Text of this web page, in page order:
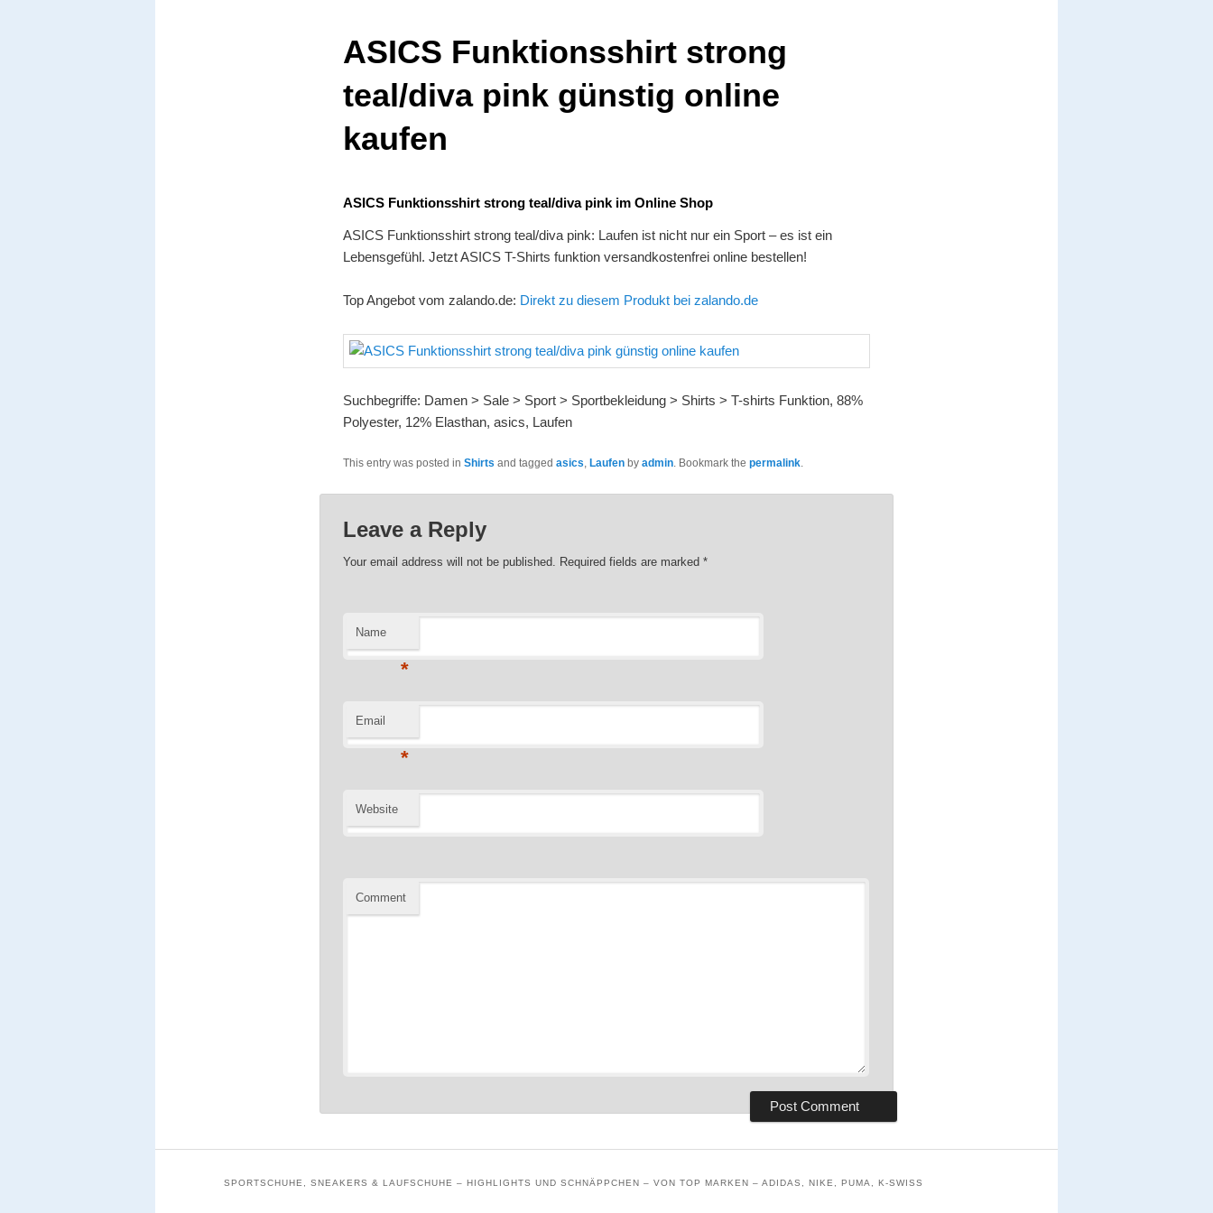
ASICS Funktionsshirt strong
teal/diva pink günstig online
kaufen
ASICS Funktionsshirt strong teal/diva pink im Online Shop
ASICS Funktionsshirt strong teal/diva pink: Laufen ist nicht nur ein Sport – es ist ein
Lebensgefühl. Jetzt ASICS T-Shirts funktion versandkostenfrei online bestellen!
Top Angebot vom zalando.de: Direkt zu diesem Produkt bei zalando.de
Suchbegriffe: Damen > Sale > Sport > Sportbekleidung > Shirts > T-shirts Funktion, 88%
Polyester, 12% Elasthan, asics, Laufen
This entry was posted in Shirts and tagged asics, Laufenby admin. Bookmark the permalink.
Leave a Reply
Your email address will not be published. Required fields are marked *
Name
*
Email
*
Website
Comment
SPORTSCHUHE, SNEAKERS & LAUFSCHUHE – HIGHLIGHTS UND SCHNÄPPCHEN – VON TOP MARKEN – ADIDAS, NIKE, PUMA, K-SWISS